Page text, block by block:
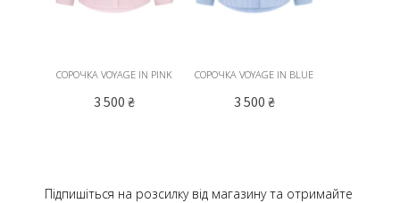
СОРОЧКА VOYAGE IN PINK
3 500₴
СОРОЧКА VOYAGE IN BLUE
3 500 ₴
Підпишіться на розсилку від магазину та отримайте